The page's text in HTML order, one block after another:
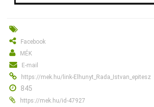
Facebook
MÉK
E-mail
https://mek.hu/link-Elhunyt_Rada_Istvan_epitesz
845
https://mek.hu/id-47927